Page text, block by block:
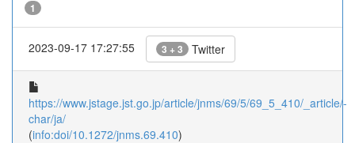
1
2023-09-17 17:27:55 3 + 3 Twitter
https://www.jstage.jst.go.jp/article/jnms/69/5/69_5_410/_article/-
char/ja/
(info:doi/10.1272/jnms.69.410)